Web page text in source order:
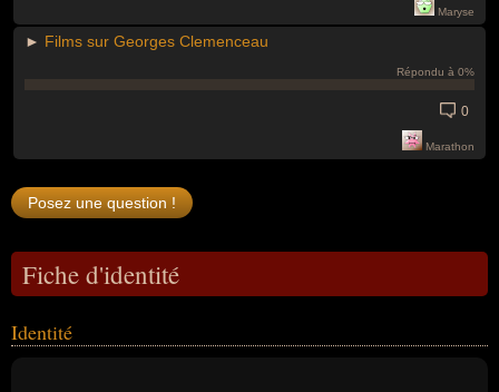
Maryse
► Films sur Georges Clemenceau
Répondu à 0%
0
Marathon
Fiche d'identité
Identité